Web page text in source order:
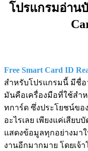
โปรแกรมอ่าน
Free Smart Card ID
สำหรับโปรแกรมนี้ มีชื่อว่
มันคือเครื่องมือที่ใช้สำ
ทการ์ด ซึ่งประโยชน์ขอ
อะไรเลย เพียงแค่เสียบ
แสดงข้อมูลทุกอย่างมาใ
งานอีกมากมาย โดยเจ้